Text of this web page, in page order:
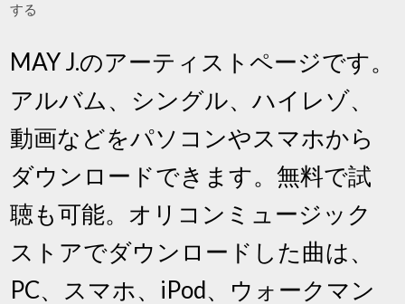
する
MAY J.のアーティストページです。
アルバム、シングル、ハイレゾ、
動画などをパソコンやスマホから
ダウンロードできます。無料で試
聴も可能。オリコンミュージック
ストアでダウンロードした曲は、
PC、スマホ、iPod、ウォークマン